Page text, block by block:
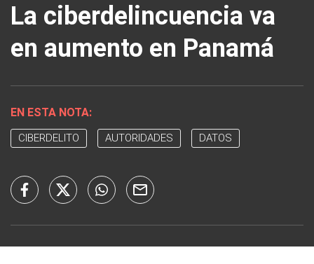
La ciberdelincuencia va
en aumento en Panamá
EN ESTA NOTA:
CIBERDELITO AUTORIDADES DATOS